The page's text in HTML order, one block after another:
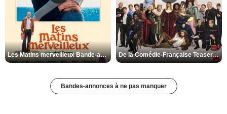
Les Matins merveilleux Bande-annonce VF De la Comédie-Française Teaser VF
Bandes-annonces à ne pas manquer